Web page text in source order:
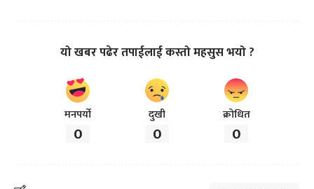
यो खबर पढेर तपाईलाई कस्तो महसुस भयो ?
मनपर्यो
0
दुखी
0
क्रोधित
0